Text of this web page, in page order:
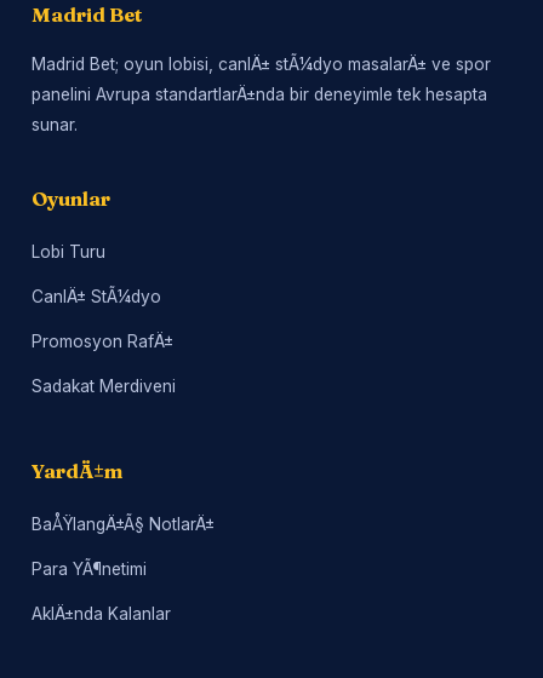
Madrid Bet
Madrid Bet; oyun lobisi, canlÄ± stÃ¼dyo masalarÄ± ve spor
panelini Avrupa standartlarÄ±nda bir deneyimle tek hesapta
sunar.
Oyunlar
Lobi Turu
CanlÄ± StÃ¼dyo
Promosyon RafÄ±
Sadakat Merdiveni
YardÄ±m
BaÅŸlangÄ±Ã§ NotlarÄ±
Para YÃ¶netimi
AklÄ±nda Kalanlar